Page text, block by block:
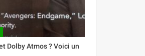
Dolby Atmos ? Voici un